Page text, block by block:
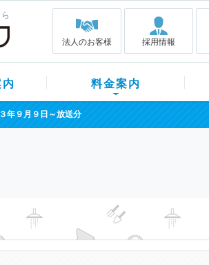
法人のお客様 採用情報
料金案内
年９月９日～放送分